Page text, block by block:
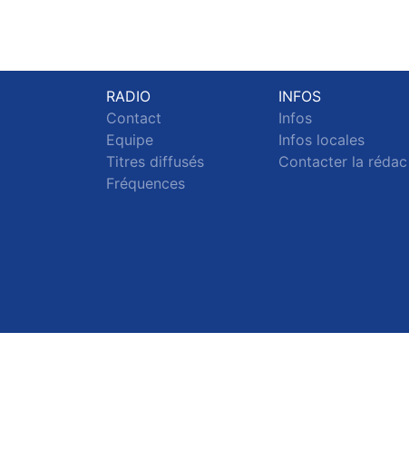
RADIO
Contact
Equipe
Titres diffusés
Fréquences
INFOS
Infos
Infos locales
Contacter la rédac